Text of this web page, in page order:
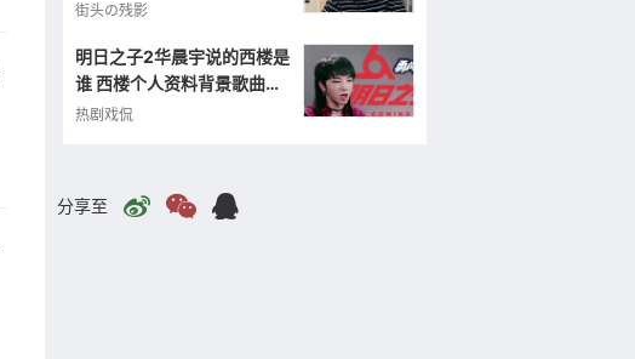
街头の残影
明日之子2华晨宇说的西楼是
谁 西楼个人资料背景歌曲作
品照片
热剧戏侃
分享至